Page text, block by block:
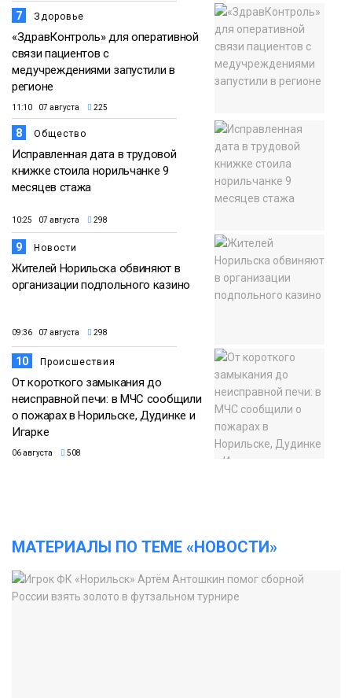
7 Здоровье
«ЗдравКонтроль» для оперативной
связи пациентов с
медучреждениями запустили в
регионе
11:10 07 августа 225
8 Общество
Исправленная дата в трудовой
книжке стоила норильчанке 9
месяцев стажа
10:25 07 августа 298
9 Новости
Жителей Норильска обвиняют в
организации подпольного казино
09:36 07 августа 298
10 Происшествия
От короткого замыкания до
неисправной печи: в МЧС сообщили
о пожарах в Норильске, Дудинке и
Игарке
06 августа 508
МАТЕРИАЛЫ ПО ТЕМЕ «НОВОСТИ»